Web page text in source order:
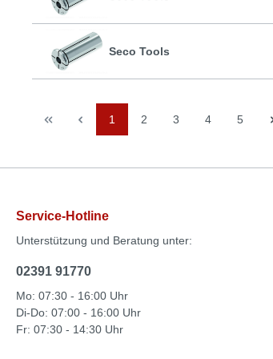
Seco Tools
1 2 3 4 5
Service-Hotline
Unterstützung und Beratung unter:
02391 91770
Mo: 07:30 - 16:00 Uhr
Di-Do: 07:00 - 16:00 Uhr
Fr: 07:30 - 14:30 Uhr